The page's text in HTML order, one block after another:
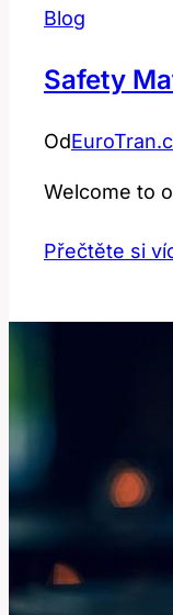
Blog
Safety
Od
Welcome to
Přečtěte si